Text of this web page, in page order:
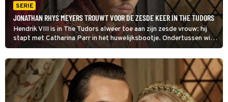
SERIE
JONATHAN RHYS MEYERS TROUWT VOOR DE ZESDE KEER IN THE TUDORS
Hendrik VIII is in The Tudors alweer toe aan zijn zesde vrouw: hij
stapt met Catharina Parr in het huwelijksbootje. Ondertussen wil
hij samen met keizer Karel V een grootschalige invasie van Frankrijk
op poten zetten.